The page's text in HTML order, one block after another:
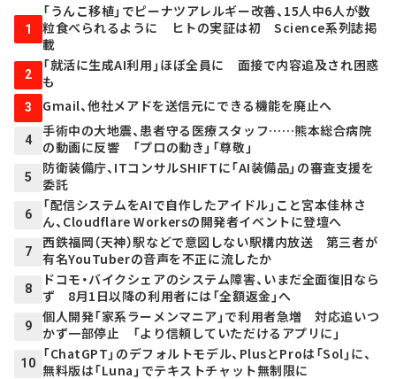
1
「うんこ移植」でピーナツアレルギー改善、15人中6人が数
粒食べられるように ヒトの実証は初 Science系列誌掲
載
2
「就活に生成AI利用」ほぼ全員に 面接で内容追及され困惑
も
3 Gmail、他社メアドを送信元にできる機能を廃止へ
4
手術中の大地震、患者守る医療スタッフ……熊本総合病院
の動画に反響 「プロの動き」「尊敬」
5
防衛装備庁、ITコンサルSHIFTに「AI装備品」の審査支援を
委託
6
「配信システムをAIで自作したアイドル」こと宮本佳林さ
ん、Cloudflare Workersの開発者イベントに登壇へ
7
西鉄福岡（天神）駅などで意図しない駅構内放送 第三者が
有名YouTuberの音声を不正に流したか
8
ドコモ・バイクシェアのシステム障害、いまだ全面復旧なら
ず 8月1日以降の利用者には「全額返金」へ
9
個人開発「家系ラーメンマニア」で利用者急増 対応追いつ
かず一部停止 「より信頼していただけるアプリに」
10
「ChatGPT」のデフォルトモデル、PlusとProは「Sol」に、
無料版は「Luna」でテキストチャット無制限に